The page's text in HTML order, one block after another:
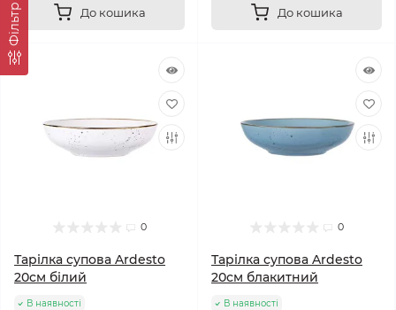
Фільтр До кошика До кошика
0
Тарілка супова Ardesto
20см білий
В наявності
0
Тарілка супова Ardesto
20см блакитний
В наявності